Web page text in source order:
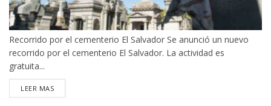
Recorrido por el cementerio El Salvador Se anunció un nuevo
recorrido por el cementerio El Salvador. La actividad es
gratuita...
LEER MASDETAILS